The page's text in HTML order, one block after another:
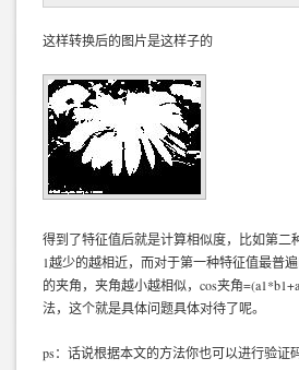
这样转换后的图片是这样子的
得到了特征值后就是计算相似度，比如第
1越少的越相近，而对于第一种特征值最普
的夹角，夹角越小越相似，cos夹角
法，这个就是具体问题具体对待了呢。
ps：话说根据本文的方法你也可以进行验